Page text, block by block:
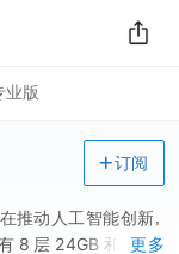
业版
推动人工智能创新，
8 层 24GB 和 12 层
更多
订阅